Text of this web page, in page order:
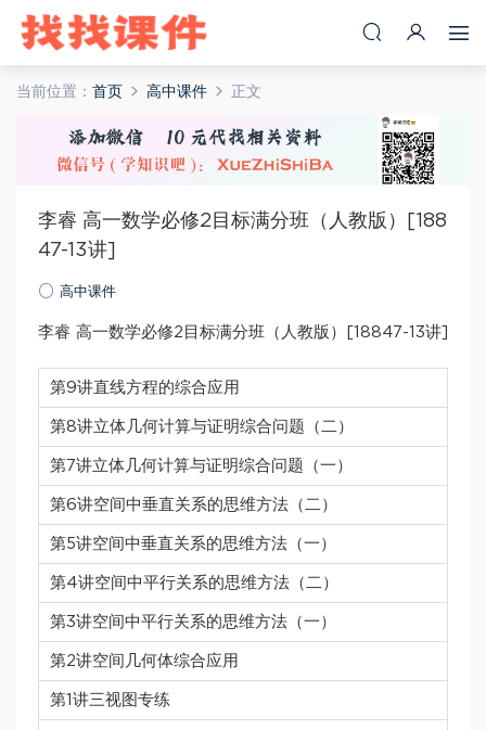
当前位置： 首页 高中课件 正文
李睿 高一数学必修2目标满分班（人教版）[188
47-13讲]
高中课件
李睿 高一数学必修2目标满分班（人教版）[18847-13讲]
第9讲直线方程的综合应用
第8讲立体几何计算与证明综合问题（二）
第7讲立体几何计算与证明综合问题（一）
第6讲空间中垂直关系的思维方法（二）
第5讲空间中垂直关系的思维方法（一）
第4讲空间中平行关系的思维方法（二）
第3讲空间中平行关系的思维方法（一）
第2讲空间几何体综合应用
第1讲三视图专练